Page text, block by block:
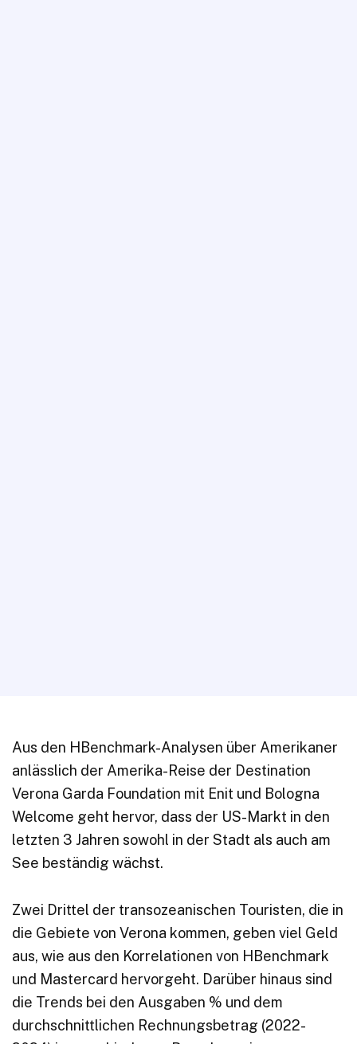
Aus den HBenchmark-Analysen über Amerikaner
anlässlich der Amerika-Reise der Destination
Verona Garda Foundation mit Enit und Bologna
Welcome geht hervor, dass der US-Markt in den
letzten 3 Jahren sowohl in der Stadt als auch am
See beständig wächst.
Zwei Drittel der transozeanischen Touristen, die in
die Gebiete von Verona kommen, geben viel Geld
aus, wie aus den Korrelationen von HBenchmark
und Mastercard hervorgeht. Darüber hinaus sind
die Trends bei den Ausgaben % und dem
durchschnittlichen Rechnungsbetrag (2022-